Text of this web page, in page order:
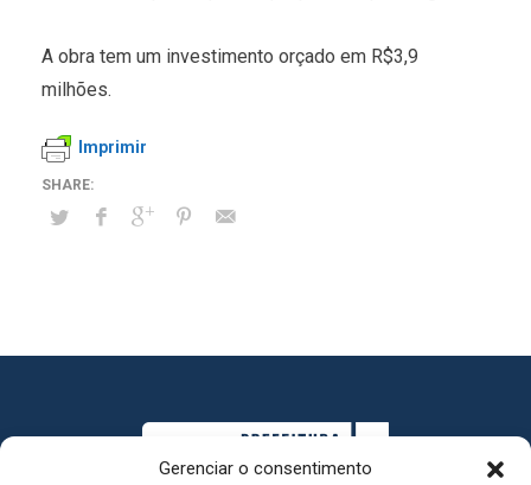
Gerenciar o consentimento
A obra tem um investimento orçado em R$3,9
milhões.
Imprimir